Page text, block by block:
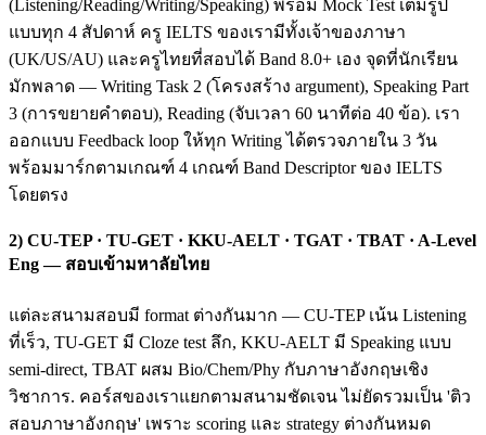
(Listening/Reading/Writing/Speaking) พร้อม Mock Test เต็มรูป
แบบทุก 4 สัปดาห์ ครู IELTS ของเรามีทั้งเจ้าของภาษา
(UK/US/AU) และครูไทยที่สอบได้ Band 8.0+ เอง จุดที่นักเรียน
มักพลาด — Writing Task 2 (โครงสร้าง argument), Speaking Part
3 (การขยายคำตอบ), Reading (จับเวลา 60 นาทีต่อ 40 ข้อ). เรา
ออกแบบ Feedback loop ให้ทุก Writing ได้ตรวจภายใน 3 วัน
พร้อมมาร์กตามเกณฑ์ 4 เกณฑ์ Band Descriptor ของ IELTS
โดยตรง
2) CU-TEP · TU-GET · KKU-AELT · TGAT · TBAT · A-Level
Eng — สอบเข้ามหาลัยไทย
แต่ละสนามสอบมี format ต่างกันมาก — CU-TEP เน้น Listening
ที่เร็ว, TU-GET มี Cloze test ลึก, KKU-AELT มี Speaking แบบ
semi-direct, TBAT ผสม Bio/Chem/Phy กับภาษาอังกฤษเชิง
วิชาการ. คอร์สของเราแยกตามสนามชัดเจน ไม่ยัดรวมเป็น 'ติว
สอบภาษาอังกฤษ' เพราะ scoring และ strategy ต่างกันหมด